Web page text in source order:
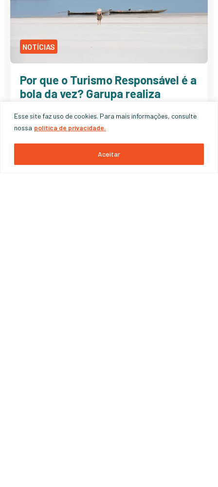
Esse site faz uso de cookies. Para mais informações, consulte
nossa política de privacidade.
Aceitar
NOTÍCIAS
Por que o Turismo Responsável é a
bola da vez? Garupa realiza
22 DE OUTUBRO DE 2020